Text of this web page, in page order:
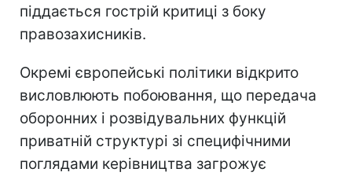
піддається гострій критиці з боку
правозахисників.
Окремі європейські політики відкрито
висловлюють побоювання, що передача
оборонних і розвідувальних функцій
приватній структурі зі специфічними
поглядами керівництва загрожує